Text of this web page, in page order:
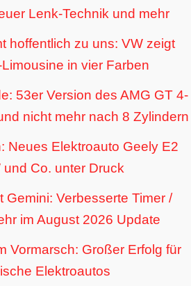
Lenk-Technik und mehr
hoffentlich zu uns: VW zeigt
in vier Farben
53er Version des AMG GT 4-
nicht mehr nach 8 Zylindern
Neues Elektroauto Geely E2
und Co. unter Druck
Gemini: Verbesserte Timer /
im August 2026 Update
Vormarsch: Großer Erfolg für
Elektroautos